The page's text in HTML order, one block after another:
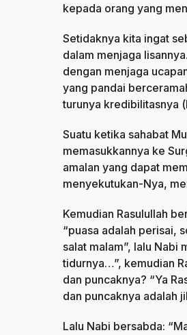
kepada orang yang
Setidaknya kita ingat
dalam menjaga
dengan menjaga
yang pandai
turunya kredibilitasnya
Suatu ketika sahabat
memasukkannya ke
amalan yang dapat
menyekutukan-Nya,
Kemudian Rasulullah
“puasa adalah perisai,
salat malam”, lalu Nabi
tidurnya…”, kemudian
dan puncaknya? “Ya
dan puncaknya adalah
Lalu Nabi bersabda: